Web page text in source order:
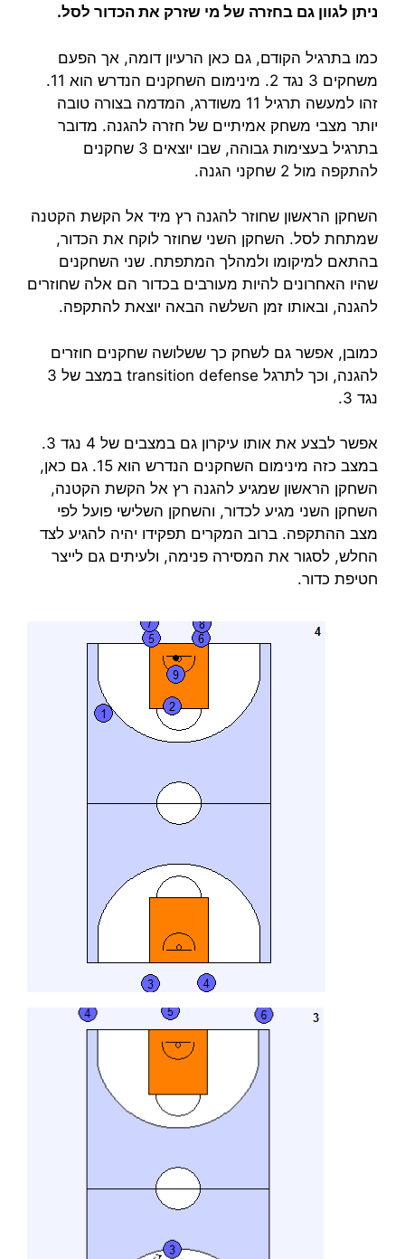
ניתן לגוון גם בחזרה של מי שזרק את הכדור לסל.
כמו בתרגיל הקודם, גם כאן הרעיון דומה, אך הפעם
משחקים 3 נגד 2. מינימום השחקנים הנדרש הוא 11.
זהו למעשה תרגיל 11 משודרג, המדמה בצורה טובה
יותר מצבי משחק אמיתיים של חזרה להגנה. מדובר
בתרגיל בעצימות גבוהה, שבו יוצאים 3 שחקנים
להתקפה מול 2 שחקני הגנה.
השחקן הראשון שחוזר להגנה רץ מיד אל הקשת הקטנה
שמתחת לסל. השחקן השני שחוזר לוקח את הכדור,
בהתאם למיקומו ולמהלך המתפתח. שני השחקנים
שהיו האחרונים להיות מעורבים בכדור הם אלה שחוזרים
להגנה, ובאותו זמן השלשה הבאה יוצאת להתקפה.
כמובן, אפשר גם לשחק כך ששלושה שחקנים חוזרים
להגנה, וכך לתרגל transition defense במצב של 3
נגד 3.
אפשר לבצע את אותו עיקרון גם במצבים של 4 נגד 3.
במצב כזה מינימום השחקנים הנדרש הוא 15. גם כאן,
השחקן הראשון שמגיע להגנה רץ אל הקשת הקטנה,
השחקן השני מגיע לכדור, והשחקן השלישי פועל לפי
מצב ההתקפה. ברוב המקרים תפקידו יהיה להגיע לצד
החלש, לסגור את המסירה פנימה, ולעיתים גם לייצר
חטיפת כדור.